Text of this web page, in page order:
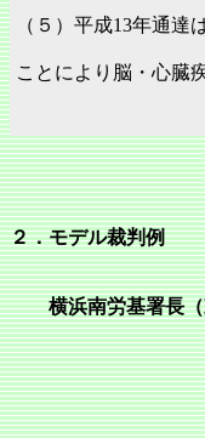
（５）平成13年通達
ことにより脳・心臓
２．モデル裁判例
横浜南労基署長（